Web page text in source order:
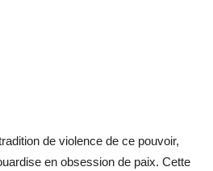
de violence de ce pouvoir,
en obsession de paix. Cette